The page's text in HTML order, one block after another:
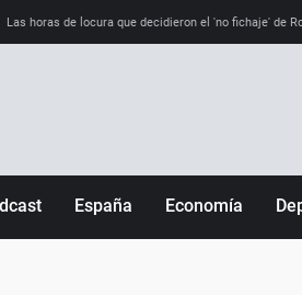
Las horas de locura que decidieron el 'no fichaje' de
España Economía